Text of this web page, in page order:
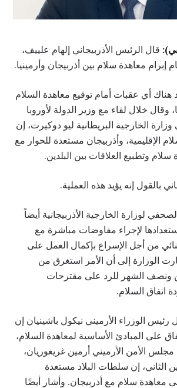
قال الرئيس الأذربيجاني إلهام علييف،
إبرام معاهدة سلام بين أذربيجان وأرمينيا.
هناك أي عقبات أمام توقيع معاهدة السلام
وقال خلال لقاء مع وزير الدولة لأوروبا
الخارجية البريطانية ليو دوكيرت، إن
الإقليمية، وأذربيجان مستعدة للحوار مع
سلام وتطبيع العلاقات بين البلدين.
بالقول إنه يؤيد هذه العملية.
لوزارة الخارجية الأذربيجانية أيضاً
لإجراء مفاوضات مباشرة مع
من أجل الإسراع بإكمال العمل على
الوزارة إلى أن الأمر استغرق من
ونصف الشهر للرد على مقترحات
اتفاق السلام.
الوزراء الأرميني نيكول باشينيان إن
على المبادئ الأساسية لمعاهدة السلام،
الأمن الأرميني أرمين غريغوريان،
الثاني، إن سلطات البلاد مستعدة
معاهدة سلام مع أذربيجان. وأشار أيضًا